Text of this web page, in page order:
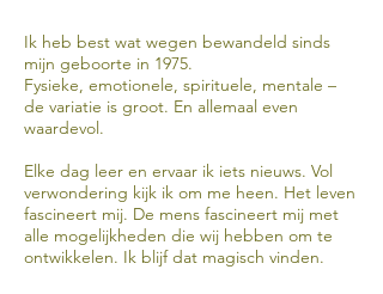
Ik heb best wat wegen bewandeld sinds
mijn geboorte in 1975.
Fysieke, emotionele, spirituele, mentale –
de variatie is groot. En allemaal even
waardevol.
Elke dag leer en ervaar ik iets nieuws. Vol
verwondering kijk ik om me heen. Het leven
fascineert mij. De mens fascineert mij met
alle mogelijkheden die wij hebben om te
ontwikkelen. Ik blijf dat magisch vinden.